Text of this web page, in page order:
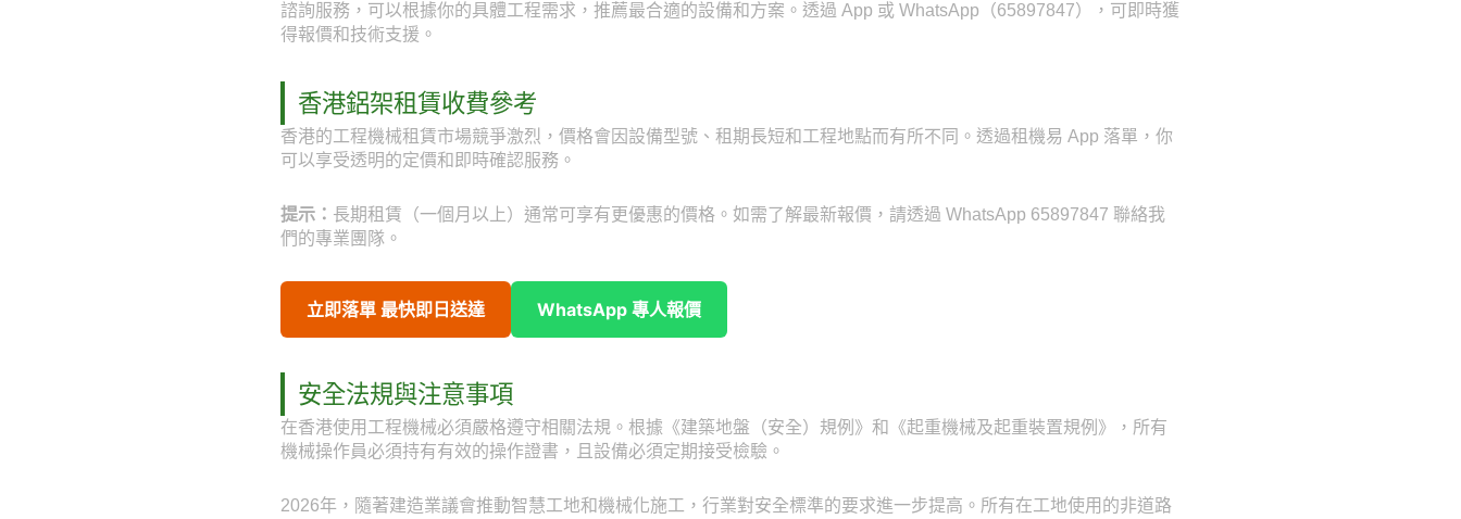
諮詢服務，可以根據你的具體工程需求，推薦最合適的設備和方案。透過 App 或 WhatsApp（65897847），可即時獲
得報價和技術支援。
香港鋁架租賃收費參考
香港的工程機械租賃市場競爭激烈，價格會因設備型號、租期長短和工程地點而有所不同。透過租機易 App 落單，你
可以享受透明的定價和即時確認服務。
提示： 長期租賃（一個月以上）通常可享有更優惠的價格。如需了解最新報價，請透過 WhatsApp 65897847 聯絡我
們的專業團隊。
立即落單 最快即日送達 WhatsApp 專人報價
安全法規與注意事項
在香港使用工程機械必須嚴格遵守相關法規。根據《建築地盤（安全）規例》和《起重機械及起重裝置規例》，所有
機械操作員必須持有有效的操作證書，且設備必須定期接受檢驗。
2026年，隨著建造業議會推動智慧工地和機械化施工，行業對安全標準的要求進一步提高。所有在工地使用的非道路